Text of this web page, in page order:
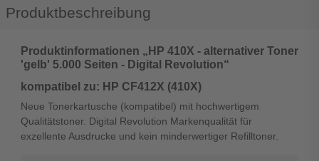
Produktbeschreibung
Produktinformationen „HP 410X - alternativer Toner
'gelb' 5.000 Seiten - Digital Revolution“
kompatibel zu: HP CF412X (410X)
Neue Tonerkartusche (kompatibel) mit hochwertigem
Qualitätstoner. Digital Revolution Markenqualität für
exzellente Ausdrucke und kein minderwertiger Refilltoner.